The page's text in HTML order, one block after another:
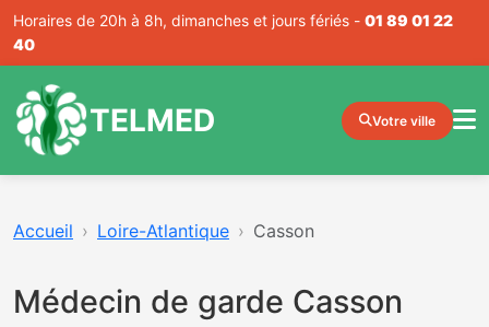
Horaires de 20h à 8h, dimanches et jours fériés - 01 89 01 22
40
TELMED Votre ville
Accueil Loire-Atlantique Casson
Médecin de garde Casson